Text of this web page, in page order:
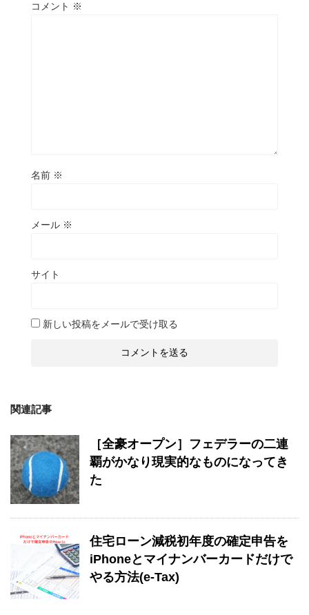
コメント ※
名前 ※
メール ※
サイト
新しい投稿をメールで受け取る
関連記事
［全豪オープン］フェデラーの二連
覇がかなり現実的なものになってき
た
住宅ローン減税初年度の確定申告を
iPhoneとマイナンバーカードだけで
やる方法(e-Tax)